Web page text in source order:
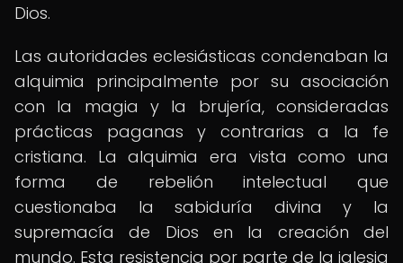
Dios.
Las autoridades eclesiásticas condenaban la
alquimia principalmente por su asociación
con la magia y la brujería, consideradas
prácticas paganas y contrarias a la fe
cristiana. La alquimia era vista como una
forma de rebelión intelectual que
cuestionaba la sabiduría divina y la
supremacía de Dios en la creación del
mundo. Esta resistencia por parte de la iglesia